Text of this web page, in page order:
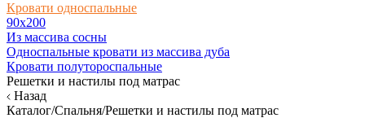
Кровати односпальные
90х200
Из массива сосны
Односпальные кровати из массива дуба
Кровати полутороспальные
Решетки и настилы под матрас
Назад
Каталог/Спальня/Решетки и настилы под матрас